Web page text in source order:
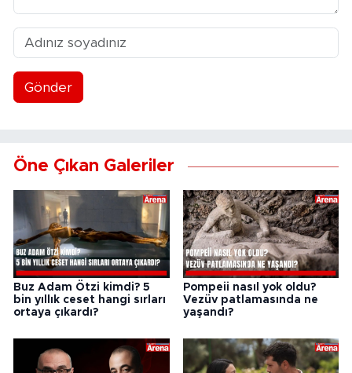
Gönder
Öne Çıkan Galeriler
Buz Adam Ötzi kimdi? 5
bin yıllık ceset hangi sırları
ortaya çıkardı?
Pompeii nasıl yok oldu?
Vezüv patlamasında ne
yaşandı?